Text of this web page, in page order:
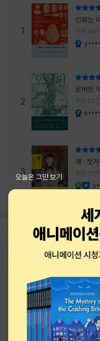
까 「등껍질」의 세계에서 사람들은 저마다 다른
등껍
사람
1
인류는 이렇
역사가
추천 24건
2
로버트
주는 실
내는 최
추천 22건
3
쾌 : 젓
추천 21건
공지 26년 NBCI 수상 안내
2026-08-01
오늘은 그만 보기
로그인 최
고객센터 1544-3800 티
eBook
예스이십사(
이용약관
개인정
PC버전
회